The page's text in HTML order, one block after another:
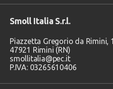
Smoll Italia S.r.l.
Piazzetta Gregorio da Rimini, 1
47921 Rimini (RN)
smollitalia@pec.it
P.IVA: 03265610406